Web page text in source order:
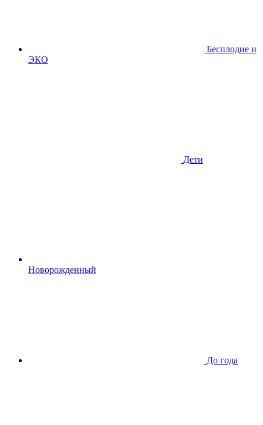
Бесплодие и
ЭКО
Дети
Новорожденный
До года